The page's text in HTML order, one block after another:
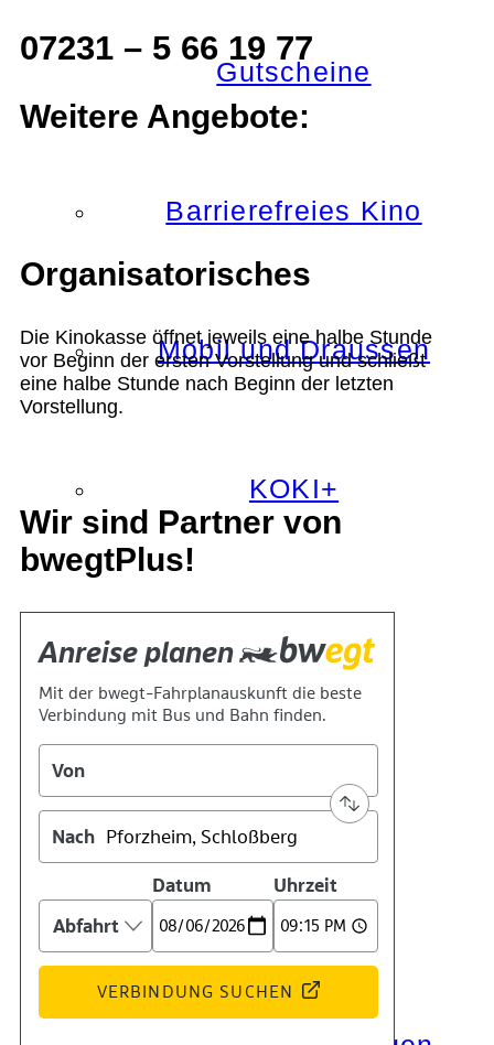
Gutscheine
Barrierefreies Kino
Mobil und Draussen
KOKI+
Das Team
07231 – 5 66 19 77
Weitere Angebote:
Organisatorisches
Die Kinokasse öffnet jeweils eine halbe Stunde
vor Beginn der ersten Vorstellung und schließt
eine halbe Stunde nach Beginn der letzten
Vorstellung.
Wir sind Partner von
bwegtPlus!